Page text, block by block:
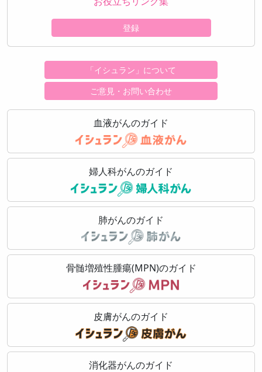
登録
「イシュラン」について
ご意見・お問い合わせ
血液がんのガイド
婦人科がんのガイド
肺がんのガイド
骨髄増殖性腫瘍(MPN)のガイド
皮膚がんのガイド
消化器がんのガイド